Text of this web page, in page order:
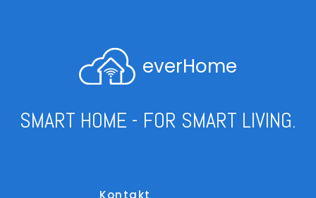
everHome
SMART HOME - FOR SMART LIVING.
Kontakt